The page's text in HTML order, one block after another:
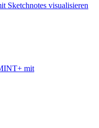
Sketchnotes visualisieren
mit